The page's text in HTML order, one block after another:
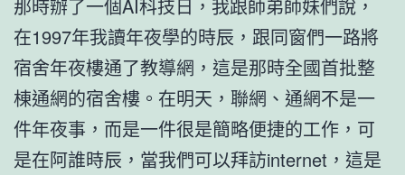
那時辦了一個AI科技日，我跟師弟師妹們說，
在1997年我讀年夜學的時辰，跟同窗們一路將
宿舍年夜樓通了教導網，這是那時全國首批整
棟通網的宿舍樓。在明天，聯網、通網不是一
件年夜事，而是一件很是簡略便捷的工作，可
是在阿誰時辰，當我們可以拜訪internet，這是